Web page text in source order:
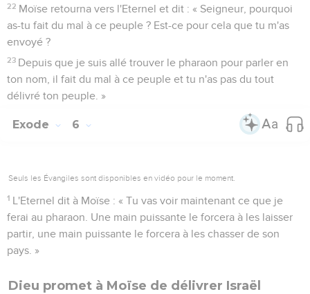
22 Moïse retourna vers l'Eternel et dit : « Seigneur, pourquoi
as-tu fait du mal à ce peuple ? Est-ce pour cela que tu m'as
envoyé ?
23 Depuis que je suis allé trouver le pharaon pour parler en
ton nom, il fait du mal à ce peuple et tu n'as pas du tout
délivré ton peuple. »
Exode 6
Seuls les Évangiles sont disponibles en vidéo pour le moment.
1 L'Eternel dit à Moïse : « Tu vas voir maintenant ce que je
ferai au pharaon. Une main puissante le forcera à les laisser
partir, une main puissante le forcera à les chasser de son
pays. »
Dieu promet à Moïse de délivrer Israël